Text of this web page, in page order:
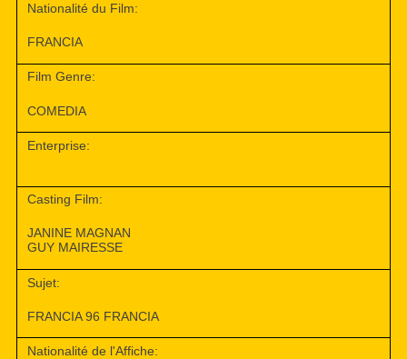
Nationalité du Film:
FRANCIA
Film Genre:
COMEDIA
Enterprise:
Casting Film:
JANINE MAGNAN
GUY MAIRESSE
Sujet:
FRANCIA 96 FRANCIA
Nationalité de l'Affiche: